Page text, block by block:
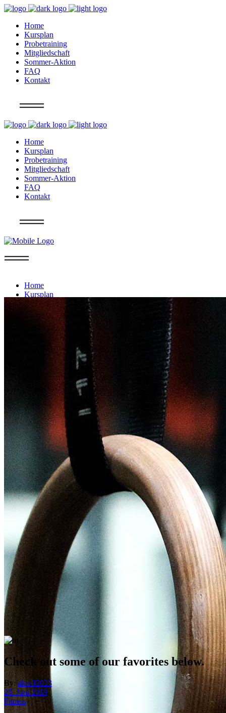
Home
Kursplan
Probetraining
Mitgliedschaft
Sommer-Aktion
FAQ
Kontakt
Home
Kursplan
Probetraining
Mitgliedschaft
Sommer-Aktion
FAQ
Kontakt
Home
Kursplan
Probetraining
Mitgliedschaft
Sommer-Aktion
Check out some of our favorites below.
By: alexff2023
25. Juni 2019
Fitness